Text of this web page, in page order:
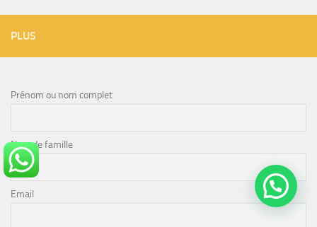
PLUS
Prénom ou nom complet
Nom de famille
Email